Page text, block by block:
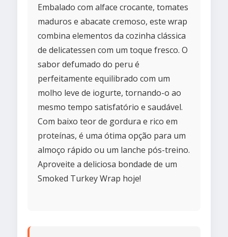
Embalado com alface crocante, tomates
maduros e abacate cremoso, este wrap
combina elementos da cozinha clássica
de delicatessen com um toque fresco. O
sabor defumado do peru é
perfeitamente equilibrado com um
molho leve de iogurte, tornando-o ao
mesmo tempo satisfatório e saudável.
Com baixo teor de gordura e rico em
proteínas, é uma ótima opção para um
almoço rápido ou um lanche pós-treino.
Aproveite a deliciosa bondade de um
Smoked Turkey Wrap hoje!